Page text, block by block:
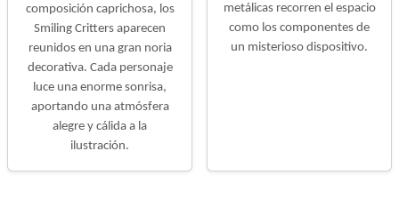
composición caprichosa, los
Smiling Critters aparecen
reunidos en una gran noria
decorativa. Cada personaje
luce una enorme sonrisa,
aportando una atmósfera
alegre y cálida a la
ilustración.
metálicas recorren el espacio
como los componentes de
un misterioso dispositivo.